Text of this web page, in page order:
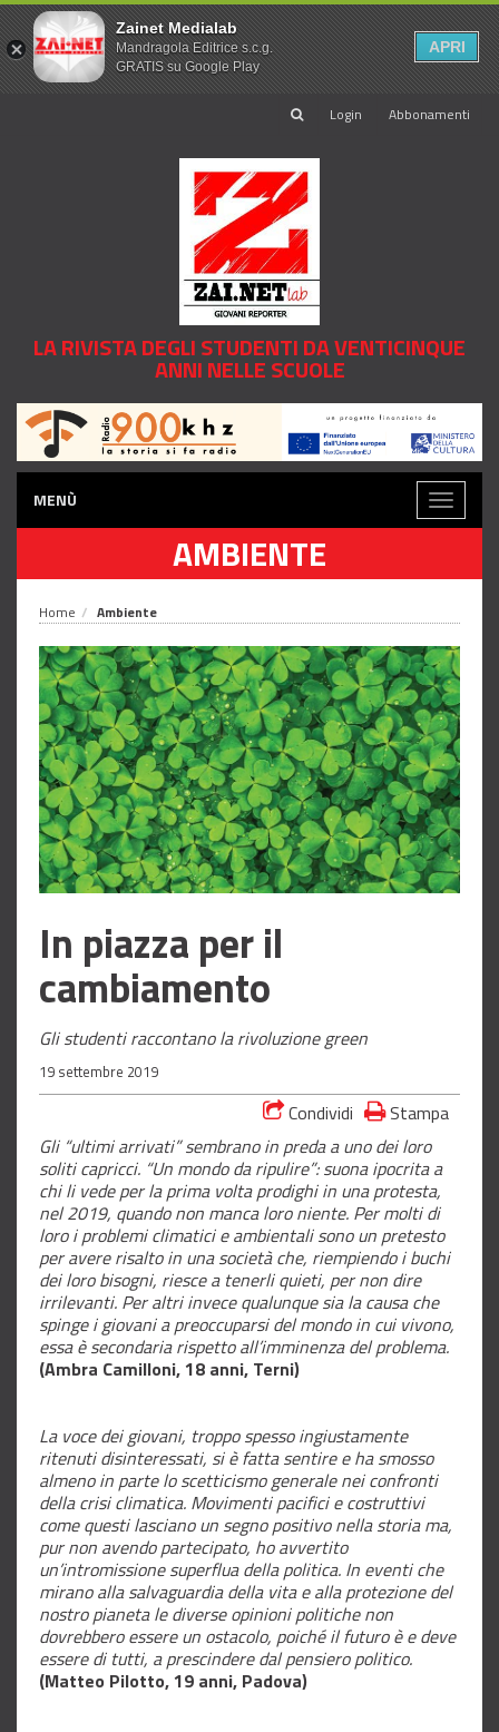
Login Abbonamenti
LA RIVISTA DEGLI STUDENTI DA VENTICINQUE
ANNI NELLE SCUOLE
MENÙ
Toggle
AMBIENTE
Home Ambiente
In piazza per il
cambiamento
Gli studenti raccontano la rivoluzione green
19 settembre 2019
Condividi
Stampa
Gli “ultimi arrivati” sembrano in preda a uno dei loro
soliti capricci. “Un mondo da ripulire”: suona ipocrita a
chi li vede per la prima volta prodighi in una protesta,
nel 2019, quando non manca loro niente. Per molti di
loro i problemi climatici e ambientali sono un pretesto
per avere risalto in una società che, riempiendo i buchi
dei loro bisogni, riesce a tenerli quieti, per non dire
irrilevanti. Per altri invece qualunque sia la causa che
spinge i giovani a preoccuparsi del mondo in cui vivono,
essa è secondaria rispetto all’imminenza del problema.
(Ambra Camilloni, 18 anni, Terni)
La voce dei giovani, troppo spesso ingiustamente
ritenuti disinteressati, si è fatta sentire e ha smosso
almeno in parte lo scetticismo generale nei confronti
della crisi climatica. Movimenti pacifici e costruttivi
come questi lasciano un segno positivo nella storia ma,
pur non avendo partecipato, ho avvertito
un’intromissione superflua della politica. In eventi che
mirano alla salvaguardia della vita e alla protezione del
nostro pianeta le diverse opinioni politiche non
dovrebbero essere un ostacolo, poiché il futuro è e deve
essere di tutti, a prescindere dal pensiero politico.
(Matteo Pilotto, 19 anni, Padova)
Zainet Medialab
Mandragola Editrice s.c.g.
GRATIS su Google Play
APRI